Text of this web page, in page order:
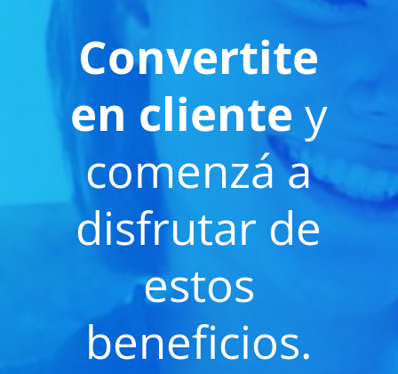
Convertite
en cliente y
comenzá a
disfrutar de
estos
beneficios.